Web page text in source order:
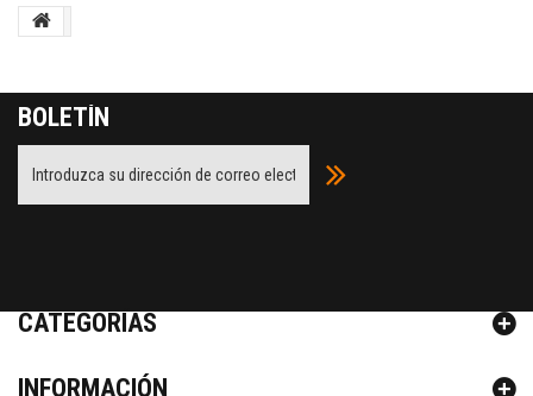
BOLETÍN
CATEGORÍAS
INFORMACIÓN